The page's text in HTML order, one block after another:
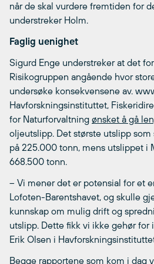
når de skal vurdere fremtiden for
understreker Holm.
Faglig uenighet
Sigurd Enge understreker at det
Risikogruppen angående hvor
undersøke konsekvensene av.
Havforskningsinstituttet,
for Naturforvaltning ønsket å gå
oljeutslipp. Det største utslipp
på 225.000 tonn, mens utslippet i
668.500 tonn.
– Vi mener det er potensial for et
Lofoten-Barentshavet, og skulle
kunnskap om mulig drift og
utslipp. Dette fikk vi ikke gehør for
Erik Olsen i
Begge rapportene som kom i dag